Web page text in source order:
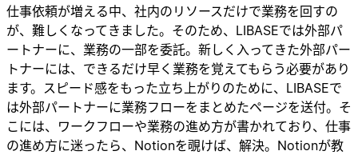
仕事依頼が増える中、社内のリソースだけで業務を回すの
が、難しくなってきました。そのため、LIBASEでは外部パ
ートナーに、業務の一部を委託。新しく入ってきた外部パー
トナーには、できるだけ早く業務を覚えてもらう必要があり
ます。スピード感をもった立ち上がりのために、LIBASEで
は外部パートナーに業務フローをまとめたページを送付。そ
こには、ワークフローや業務の進め方が書かれており、仕事
の進め方に迷ったら、Notionを覗けば、解決。Notionが教